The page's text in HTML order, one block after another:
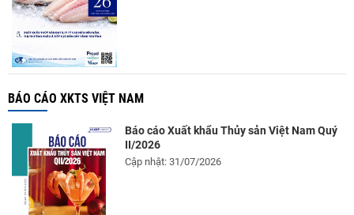
BÁO CÁO XKTS VIỆT NAM
Báo cáo Xuất khẩu Thủy sản Việt Nam Quý
II/2026
Cập nhật: 31/07/2026